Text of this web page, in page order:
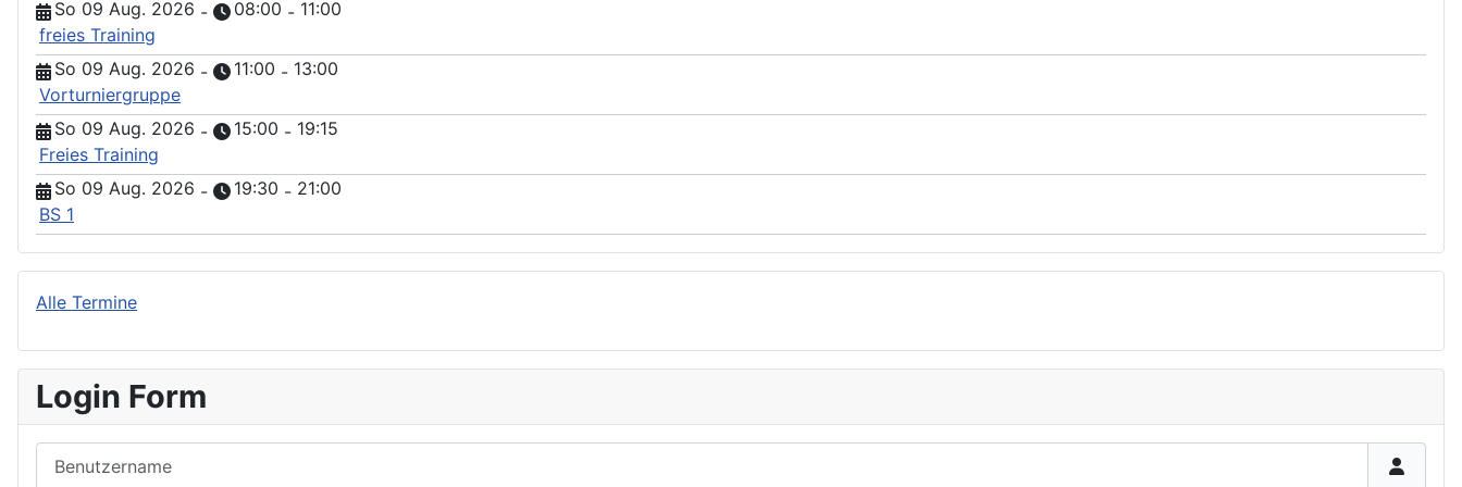
So 09 Aug. 2026 - 08:00 - 11:00
freies Training
So 09 Aug. 2026 - 11:00 - 13:00
Vorturniergruppe
So 09 Aug. 2026 - 15:00 - 19:15
Freies Training
So 09 Aug. 2026 - 19:30 - 21:00
BS 1
Alle Termine
Login Form